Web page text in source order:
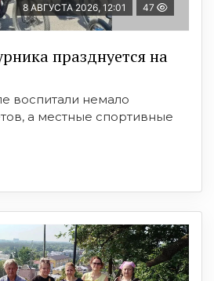
8 АВГУСТА 2026, 12:01 47
празднуется на
воспитали немало
а местные спортивные